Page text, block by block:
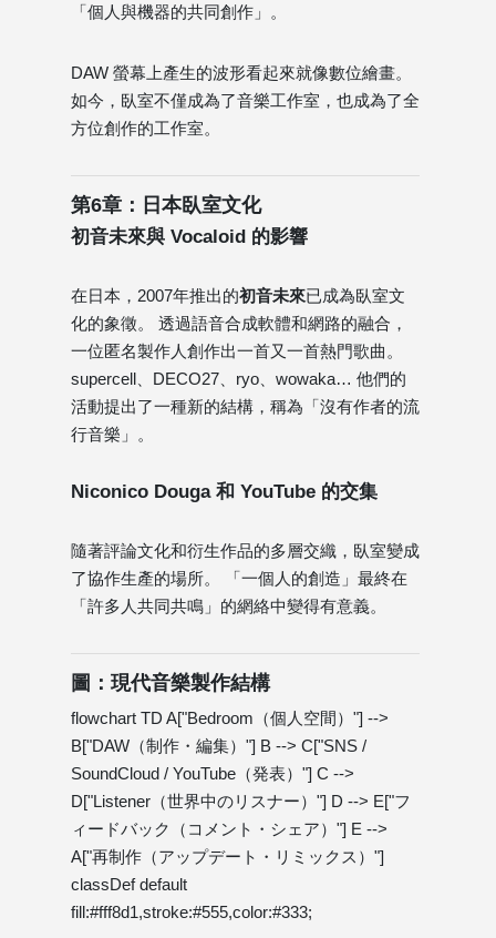
「個人與機器的共同創作」。
DAW 螢幕上產生的波形看起來就像數位繪畫。
如今，臥室不僅成為了音樂工作室，也成為了全
方位創作的工作室。
第6章：日本臥室文化
初音未來與 Vocaloid 的影響
在日本，2007年推出的初音未來已成為臥室文
化的象徵。 透過語音合成軟體和網路的融合，
一位匿名製作人創作出一首又一首熱門歌曲。
supercell、DECO27、ryo、wowaka… 他們的
活動提出了一種新的結構，稱為「沒有作者的流
行音樂」。
Niconico Douga 和 YouTube 的交集
隨著評論文化和衍生作品的多層交織，臥室變成
了協作生產的場所。 「一個人的創造」最終在
「許多人共同共鳴」的網絡中變得有意義。
圖：現代音樂製作結構
flowchart TD A["Bedroom（個人空間）"] -->
B["DAW（制作・編集）"] B --> C["SNS /
SoundCloud / YouTube（発表）"] C -->
D["Listener（世界中のリスナー）"] D --> E["フ
ィードバック（コメント・シェア）"] E -->
A["再制作（アップデート・リミックス）"]
classDef default
fill:#fff8d1,stroke:#555,color:#333;